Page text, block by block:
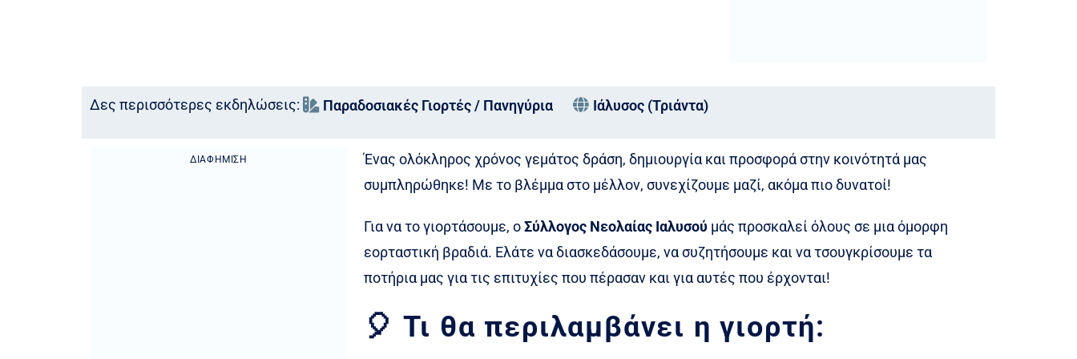
Δες περισσότερες εκδηλώσεις: Παραδοσιακές Γιορτές / Πανηγύρια Ιάλυσος (Τριάντα)
ΔΙΑΦΉΜΙΣΗ
Ένας ολόκληρος χρόνος γεμάτος δράση, δημιουργία και προσφορά στην κοινότητά μας
συμπληρώθηκε! Με το βλέμμα στο μέλλον, συνεχίζουμε μαζί, ακόμα πιο δυνατοί!
Για να το γιορτάσουμε, οΣύλλογος Νεολαίας Ιαλυσού μάς προσκαλεί όλους σε μια όμορφη
εορταστική βραδιά. Ελάτε να διασκεδάσουμε, να συζητήσουμε και να τσουγκρίσουμε τα
ποτήρια μας για τις επιτυχίες που πέρασαν και για αυτές που έρχονται!
🎈 Τι θα περιλαμβάνει η γιορτή: